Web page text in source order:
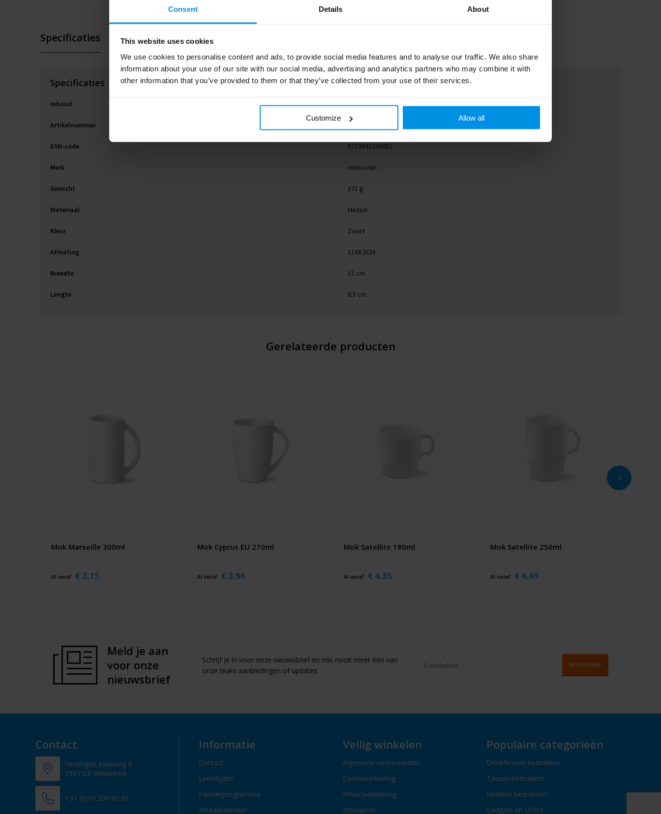
Consent Details About
This website uses cookies
We use cookies to personalise content and ads, to provide social media features and to analyse our traffic. We also share
information about your use of our site with our social media, advertising and analytics partners who may combine it with
other information that you’ve provided to them or that they’ve collected from your use of their services.
Customize Allow all
Specificaties
Specificaties
Inhoud 0.999
Artikelnummer MO9756-03
EAN-code 8719941044081
Merk midocean
Gewicht 171 g
Materiaal Metaal
Kleur Zwart
Afmeting 11X8.5CM
Breedte 11 cm
Lengte 8.5 cm
Gerelateerde producten
Mok Marseille 300ml
Al vanaf € 3,15
Mok Cyprus EU 270ml
Al vanaf € 3,96
Mok Satellite 180ml
Al vanaf € 4,35
Mok Satellite 250ml
Al vanaf € 4,49
Meld je aan
voor onze
nieuwsbrief
Schrijf je in voor onze nieuwsbrief en mis nooit meer één van
onze leuke aanbiedingen of updates.
Contact
Verlengde Kerkweg 9
2981 GE Ridderkerk
+31 (0)10 200 60 60
Informatie
Contact
Levertijden
Partnerprogramma
Inhaakkalender
Veilig winkelen
Algemene voorwaarden
Cookieverklaring
Privacyverklaring
Disclaimer
Populaire categorieën
Drinkflessen bedrukken
Tassen bedrukken
Mokken bedrukken
Gadgets en USB's